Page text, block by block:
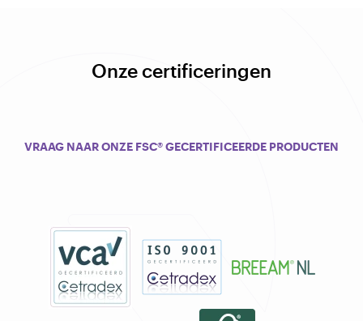
Onze certificeringen
VRAAG NAAR ONZE FSC® GECERTIFICEERDE PRODUCTEN